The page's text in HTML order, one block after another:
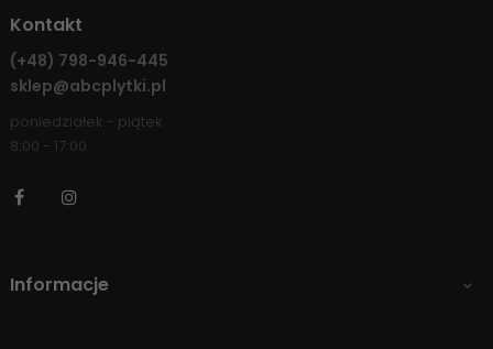
Kontakt
(+48) 798-946-445
sklep@abcplytki.pl
poniedziałek - piątek
8:00 - 17:00
Facebook
Informacje 